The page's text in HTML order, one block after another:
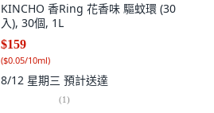
KINCHO 香Ring 花香味 驅蚊環 (30
入), 30個, 1L
$159
($0.05/10ml)
8/12 星期三 預計送達
(1)